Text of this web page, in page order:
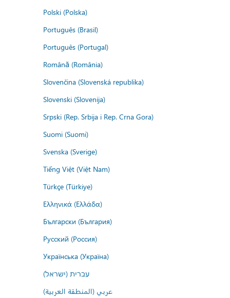
Polski (Polska)
Português (Brasil)
Português (Portugal)
Română (România)
Slovenčina (Slovenská republika)
Slovenski (Slovenija)
Srpski (Rep. Srbija i Rep. Crna Gora)
Suomi (Suomi)
Svenska (Sverige)
Tiếng Việt (Việt Nam)
Türkçe (Türkiye)
Ελληνικά (Ελλάδα)
Български (България)
Русский (Россия)
Українська (Україна)
עברית (ישראל)
عربي (المنطقة العربية)